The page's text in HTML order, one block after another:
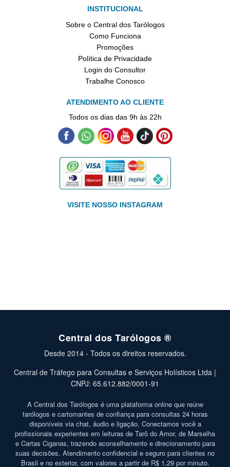
INSTITUCIONAL
Sobre o Central dos Tarólogos
Como Funciona
Promoções
Política de Privacidade
Login do Consultor
Trabalhe Conosco
ATENDIMENTO AO CLIENTE
Todos os dias das 9h às 22h
VISITE NOSSO INSTAGRAM
Central dos Tarólogos ®
Desde 2014 - Todos os direitos reservados.
Central de Tráfego para Consultas e Serviços Holísticos Ltda |
CNPJ: 65.612.882/0001-91
A Central dos Tarólogos é uma plataforma online que reúne
tarólogos e cartomantes de confiança para consultas 24 horas
disponíveis via chat, áudio e ligação. Conectamos você a
profissionais experientes em leituras de Tarô do Amor, de Marselha
e Cartas Ciganas, trazendo aconselhamento e direcionamento para
suas decisões. Atendimento confidencial e seguro para clientes no
Brasil e no exterior, com valores a partir de R$ 1,29 por minuto.